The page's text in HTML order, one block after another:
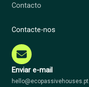
Contacto
Contacte-nos
Enviar e-mail
hello@ecopassivehouses.pt